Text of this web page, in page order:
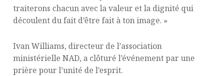
traiterons chacun avec la valeur et la dignité qui
découlent du fait d’être fait à ton image. »
Ivan Williams, directeur de l’association
ministérielle NAD, a clôturé l’événement par une
prière pour l’unité de l’esprit.